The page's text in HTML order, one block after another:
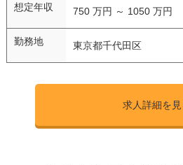
想定年収 750 万円 ～ 1050 万円
勤務地 東京都千代田区
求人詳細を見